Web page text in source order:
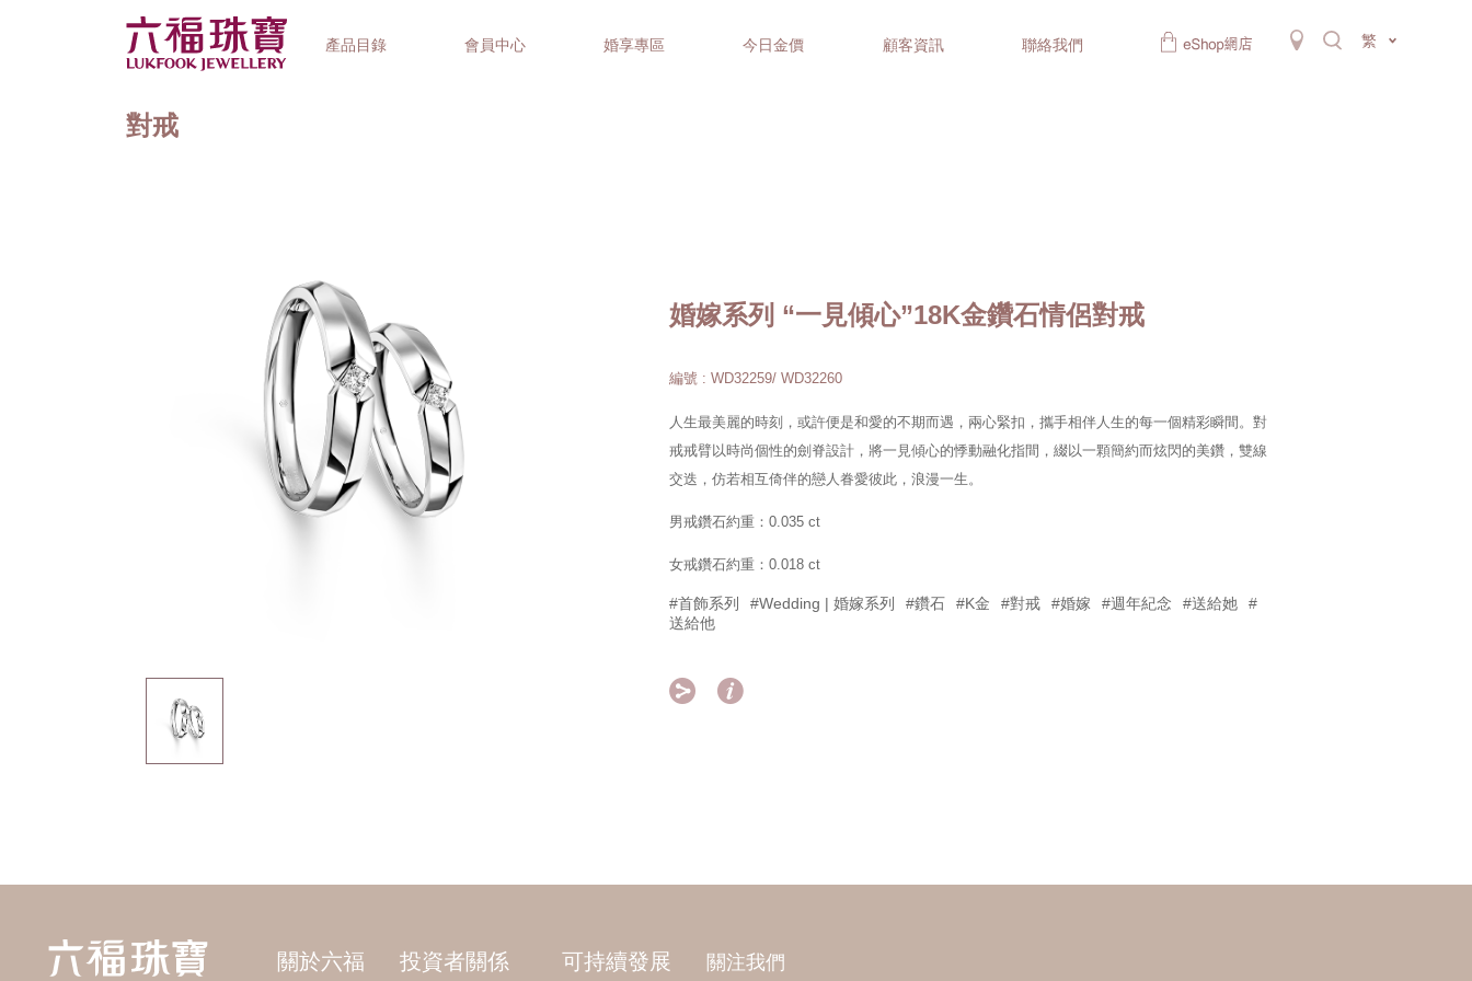
產品目錄 會員中心 婚享專區 今日金價 顧客資訊 聯絡我們 繁
對戒
婚嫁系列 “一見傾心”18K金鑽石情侶對戒
編號 : WD32259/ WD32260
人生最美麗的時刻，或許便是和愛的不期而遇，兩心緊扣，攜手相伴人生的每一個精彩瞬間。對
戒戒臂以時尚個性的劍脊設計，將一見傾心的悸動融化指間，綴以一顆簡約而炫閃的美鑽，雙線
交迭，仿若相互倚伴的戀人眷愛彼此，浪漫一生。
男戒鑽石約重：0.035 ct
女戒鑽石約重：0.018 ct
#首飾系列 #Wedding | 婚嫁系列 #鑽石 #K金 #對戒 #婚嫁 #週年紀念 #送給她
#
送給他
 
關於六福 投資者關係 可持續發展 關注我們